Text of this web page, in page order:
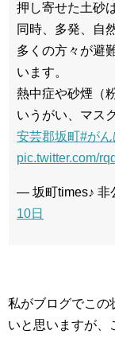
押し寄せた土砂
同時、多発、自
多くの方々が避
います。
熱中症や砂煙（
いうがい、マス
安芸郡坂町 #がん
pic.twitter.com/
— 坂町times♪ 非
10日
私がブログでこの
いと思いますが、